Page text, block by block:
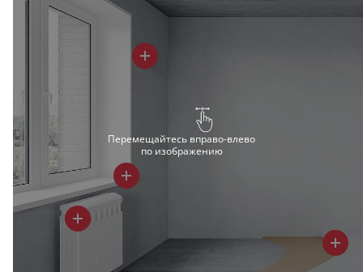
Перемещайтесь вправо-влево
по изображению